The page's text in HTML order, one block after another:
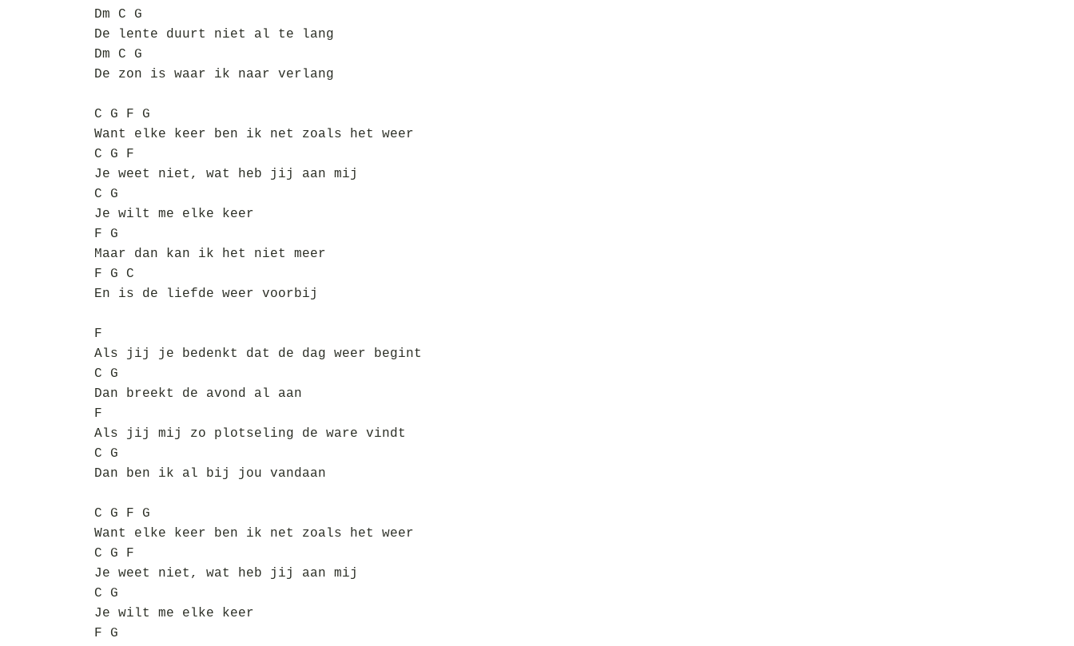
Dm C G
De lente duurt niet al te lang
Dm C G
De zon is waar ik naar verlang
C G F G
Want elke keer ben ik net zoals het weer
C G F
Je weet niet, wat heb jij aan mij
C G
Je wilt me elke keer
F G
Maar dan kan ik het niet meer
F G C
En is de liefde weer voorbij
F
Als jij je bedenkt dat de dag weer begint
C G
Dan breekt de avond al aan
F
Als jij mij zo plotseling de ware vindt
C G
Dan ben ik al bij jou vandaan
C G F G
Want elke keer ben ik net zoals het weer
C G F
Je weet niet, wat heb jij aan mij
C G
Je wilt me elke keer
F G